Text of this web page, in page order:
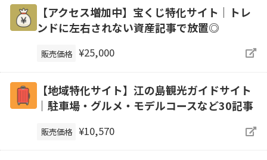
【アクセス増加中】宝くじ特化サイト｜トレ
ンドに左右されない資産記事で放置◎
販売価格 ¥25,000
【地域特化サイト】江の島観光ガイドサイト
｜駐車場・グルメ・モデルコースなど30記事
販売価格 ¥10,570